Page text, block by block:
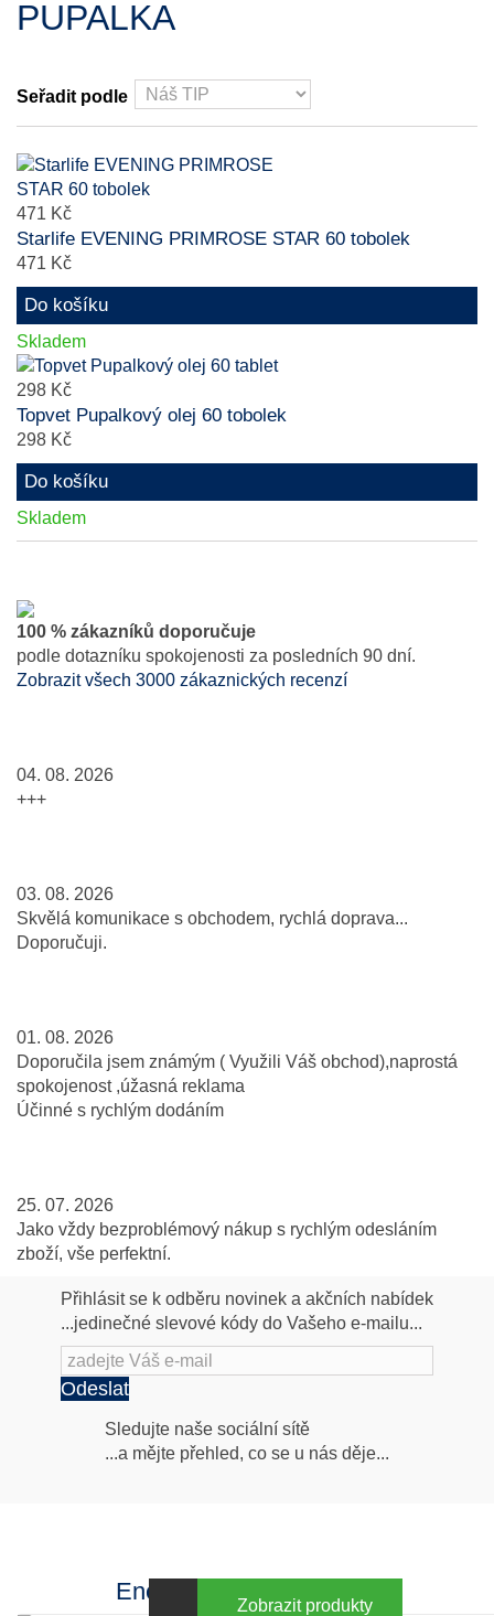
PUPALKA
Seřadit podle
471 Kč
Starlife EVENING PRIMROSE STAR 60 tobolek
471 Kč
Do košíku
Skladem
298 Kč
Topvet Pupalkový olej 60 tobolek
298 Kč
Do košíku
Skladem
100 % zákazníků doporučuje
podle dotazníku spokojenosti za posledních 90 dní.
Zobrazit všech 3000 zákaznických recenzí
04. 08. 2026
+++
03. 08. 2026
Skvělá komunikace s obchodem, rychlá doprava...
Doporučuji.
01. 08. 2026
Doporučila jsem známým ( Využili Váš obchod),naprostá
spokojenost ,úžasná reklama
Účinné s rychlým dodáním
25. 07. 2026
Jako vždy bezproblémový nákup s rychlým odesláním
zboží, vše perfektní.
Přihlásit se k odběru novinek a akčních nabídek
...jedinečné slevové kódy do Vašeho e-mailu...
Odeslat
Následujte
Sledujte naše sociální sítě
...a mějte přehled, co se u nás děje...
Energy za výhodné ceny
Zobrazit produkty